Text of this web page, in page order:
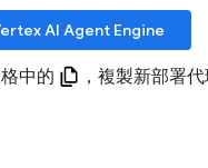
AI Agent Engine
中的
，複製新部署